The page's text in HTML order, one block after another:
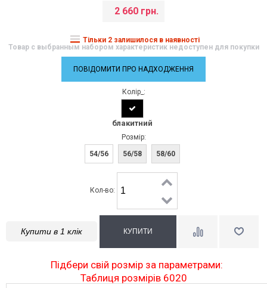
2 660 грн.
Тільки 2 залишилося в наявності
Товар с выбранным набором характеристик недоступен для покупки
ПОВІДОМИТИ ПРО НАДХОДЖЕННЯ
Колір_:
блакитний
Розмір:
54/56
56/58 58/60
Кол-во:
Купити в 1 клік
Підбери свій розмір за параметрами:
Таблиця розмірів 6020